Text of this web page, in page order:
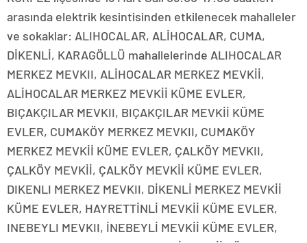
arasında elektrik kesintisinden etkilenecek mahalleler
ve sokaklar: ALIHOCALAR, ALİHOCALAR, CUMA,
DİKENLİ, KARAGÖLLÜ mahallelerinde ALIHOCALAR
MERKEZ MEVKII, ALİHOCALAR MERKEZ MEVKİİ,
ALİHOCALAR MERKEZ MEVKİİ KÜME EVLER,
BIÇAKÇILAR MEVKII, BIÇAKÇILAR MEVKİİ KÜME
EVLER, CUMAKÖY MERKEZ MEVKII, CUMAKÖY
MERKEZ MEVKİİ KÜME EVLER, ÇALKÖY MEVKII,
ÇALKÖY MEVKİİ, ÇALKÖY MEVKİİ KÜME EVLER,
DIKENLI MERKEZ MEVKII, DİKENLİ MERKEZ MEVKİİ
KÜME EVLER, HAYRETTİNLİ MEVKİİ KÜME EVLER,
INEBEYLI MEVKII, İNEBEYLİ MEVKİİ KÜME EVLER,